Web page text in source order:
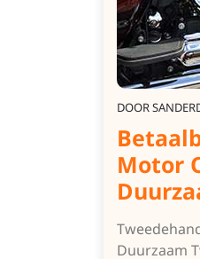
DOOR
Motor
Duurzaam